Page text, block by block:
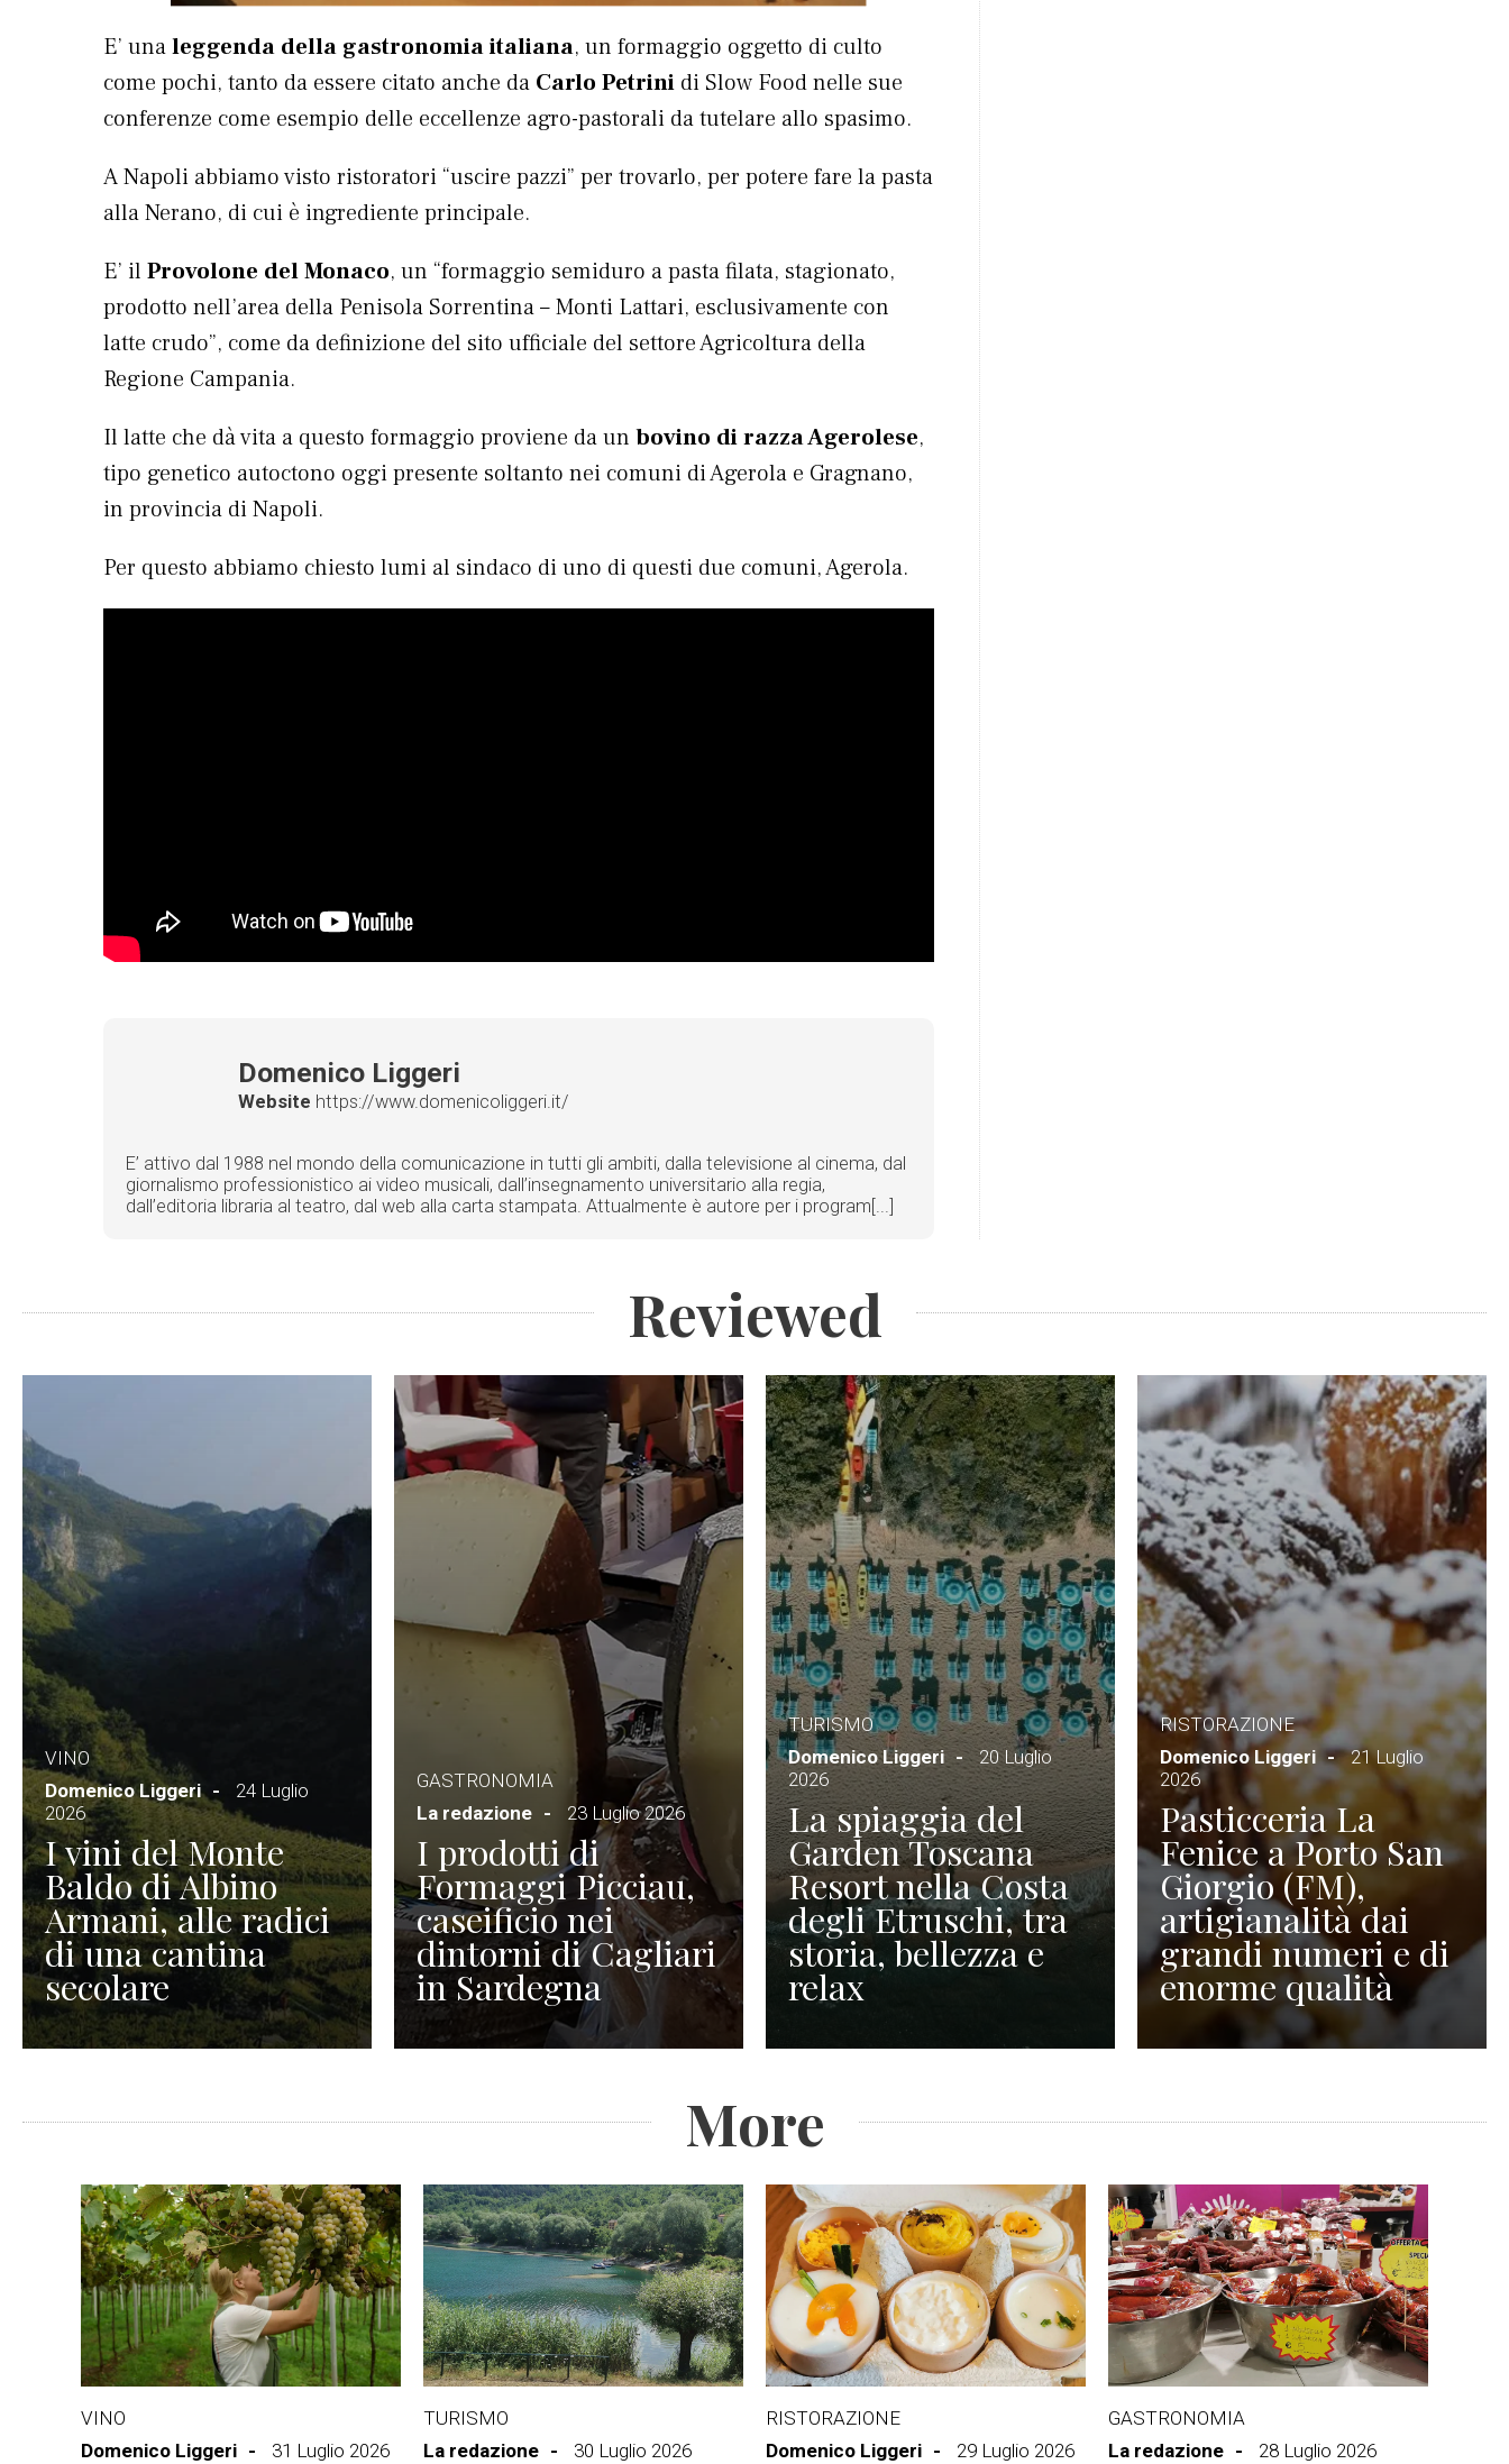
E’ unaleggenda della gastronomia italiana, un formaggio oggetto di culto
come pochi, tanto da essere citato anche da Carlo Petrini di Slow Food nelle sue
conferenze come esempio delle eccellenze agro-pastorali da tutelare allo spasimo.
A Napoli abbiamo visto ristoratori “uscire pazzi” per trovarlo, per potere fare la pasta
alla Nerano, di cui è ingrediente principale.
E’ il Provolone del Monaco, un “formaggio semiduro a pasta filata, stagionato,
prodotto nell’area della Penisola Sorrentina – Monti Lattari, esclusivamente con
latte crudo”, come da definizione del sito ufficiale del settore Agricoltura della
Regione Campania.
Il latte che dà vita a questo formaggio proviene da un bovino di razza Agerolese,
tipo genetico autoctono oggi presente soltanto nei comuni di Agerola e Gragnano,
in provincia di Napoli.
Per questo abbiamo chiesto lumi al sindaco di uno di questi due comuni, Agerola.
Domenico Liggeri
Website https://www.domenicoliggeri.it/
E’ attivo dal 1988 nel mondo della comunicazione in tutti gli ambiti, dalla televisione al cinema, dal
giornalismo professionistico ai video musicali, dall’insegnamento universitario alla regia,
dall’editoria libraria al teatro, dal web alla carta stampata. Attualmente è autore per i program[...]
Reviewed
VINO
Domenico Liggeri
24 Luglio
2026
I vini del Monte
Baldo di Albino
Armani, alle radici
di una cantina
secolare
GASTRONOMIA
La redazione
23 Luglio 2026
I prodotti di
Formaggi Picciau,
caseificio nei
dintorni di Cagliari
in Sardegna
TURISMO
Domenico Liggeri
20 Luglio
2026
La spiaggia del
Garden Toscana
Resort nella Costa
degli Etruschi, tra
storia, bellezza e
relax
RISTORAZIONE
Domenico Liggeri
21 Luglio
2026
Pasticceria La
Fenice a Porto San
Giorgio (FM),
artigianalità dai
grandi numeri e di
enorme qualità
More
VINO
Domenico Liggeri
31 Luglio 2026
TURISMO
La redazione
30 Luglio 2026
RISTORAZIONE
Domenico Liggeri
29 Luglio 2026
GASTRONOMIA
La redazione
28 Luglio 2026